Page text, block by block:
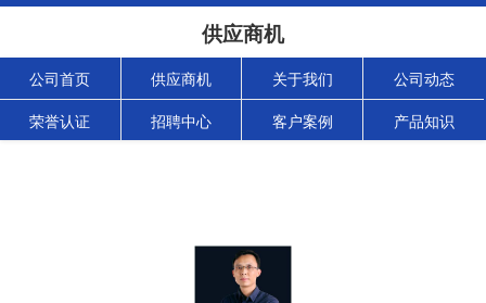
供应商机
公司首页 供应商机 关于我们 公司动态
荣誉认证 招聘中心 客户案例 产品知识